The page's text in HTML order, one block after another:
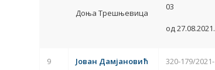
Доња Трешњевица
03
од 27.08.2021.
9 Јован Дамјановић
320-179/2021-